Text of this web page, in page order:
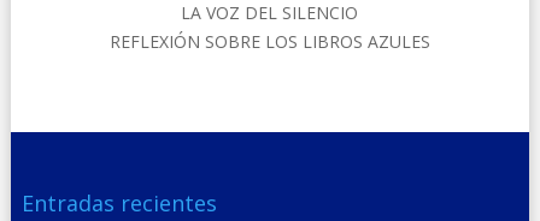
LA VOZ DEL SILENCIO
REFLEXIÓN SOBRE LOS LIBROS AZULES
Entradas recientes